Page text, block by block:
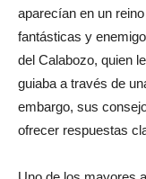
aparecían en un
fantásticas y
del Calabozo, quien
guiaba a través de
embargo, sus
ofrecer respuestas